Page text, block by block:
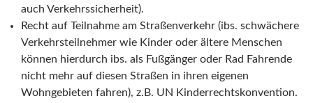
auch Verkehrssicherheit).
Recht auf Teilnahme am Straßenverkehr (ibs. schwächere
Verkehrsteilnehmer wie Kinder oder ältere Menschen
können hierdurch ibs. als Fußgänger oder Rad Fahrende
nicht mehr auf diesen Straßen in ihren eigenen
Wohngebieten fahren), z.B. UN Kinderrechtskonvention.